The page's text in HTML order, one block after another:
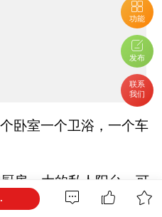
功能
发布
联系
我们
卧室一个卫浴，一个车
房，大的私人阳台，可